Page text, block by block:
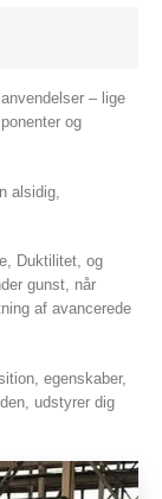
– lige
og
alsidig,
Duktilitet, og
gunst, når
af avancerede
egenskaber,
udstyrer dig